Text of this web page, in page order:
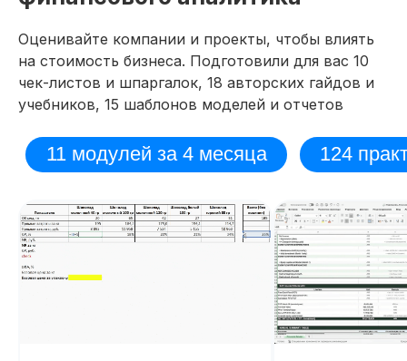
Оценивайте компании и проекты, чтобы влиять
на стоимость бизнеса. Подготовили для вас 10
чек-листов и шпаргалок, 18 авторских гайдов и
учебников, 15 шаблонов моделей и отчетов
Получить программу
Попробовать 48 часов бесплатно
погрузиться в обучение и принять
сомнений